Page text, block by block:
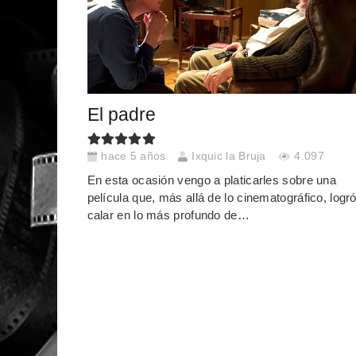
El padre
hace 5 años Ixquic la Bruja 4.097
En esta ocasión vengo a platicarles sobre una
película que, más allá de lo cinematográfico, logró
calar en lo más profundo de…